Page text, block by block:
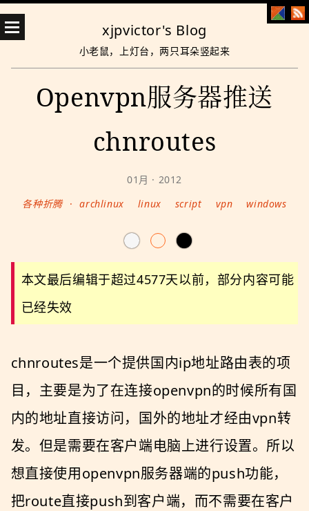
xjpvictor's Blog
小老鼠，上灯台，两只耳朵竖起来
Openvpn服务器推送
chnroutes
01月 · 2012
各种折腾 · archlinux linux script vpn windows
本文最后编辑于超过4577天以前，部分内容可能
已经失效
chnroutes是一个提供国内ip地址路由表的项
目，主要是为了在连接openvpn的时候所有国
内的地址直接访问，国外的地址才经由vpn转
发。但是需要在客户端电脑上进行设置。所以
想直接使用openvpn服务器端的push功能，
把route直接push到客户端，而不需要在客户